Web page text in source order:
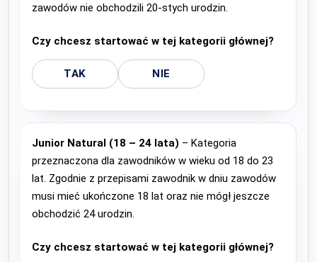
zawodów nie obchodzili 20-stych urodzin.
Czy chcesz startować w tej kategorii głównej?
TAK NIE
Junior Natural (18 – 24 lata) – Kategoria
przeznaczona dla zawodników w wieku od 18 do 23
lat. Zgodnie z przepisami zawodnik w dniu zawodów
musi mieć ukończone 18 lat oraz nie mógł jeszcze
obchodzić 24 urodzin.
Czy chcesz startować w tej kategorii głównej?